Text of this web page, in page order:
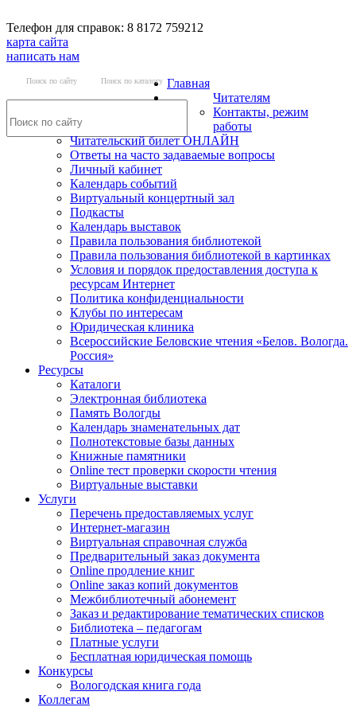
Телефон для справок: 8 8172 759212
карта сайта
написать нам
Поиск по сайту Поиск по каталогу Главная
Читателям
Контакты, режим
работы
Читательский билет ОНЛАЙН
Ответы на часто задаваемые вопросы
Личный кабинет
Календарь событий
Виртуальный концертный зал
Подкасты
Календарь выставок
Правила пользования библиотекой
Правила пользования библиотекой в картинках
Условия и порядок предоставления доступа к
ресурсам Интернет
Политика конфиденциальности
Клубы по интересам
Юридическая клиника
Всероссийские Беловские чтения «Белов. Вологда.
Россия»
Ресурсы
Каталоги
Электронная библиотека
Память Вологды
Календарь знаменательных дат
Полнотекстовые базы данных
Книжные памятники
Online тест проверки скорости чтения
Виртуальные выставки
Услуги
Перечень предоставляемых услуг
Интернет-магазин
Виртуальная справочная служба
Предварительный заказ документа
Online продление книг
Online заказ копий документов
Межбиблиотечный абонемент
Заказ и редактирование тематических списков
Библиотека – педагогам
Платные услуги
Бесплатная юридическая помощь
Конкурсы
Вологодская книга года
Коллегам